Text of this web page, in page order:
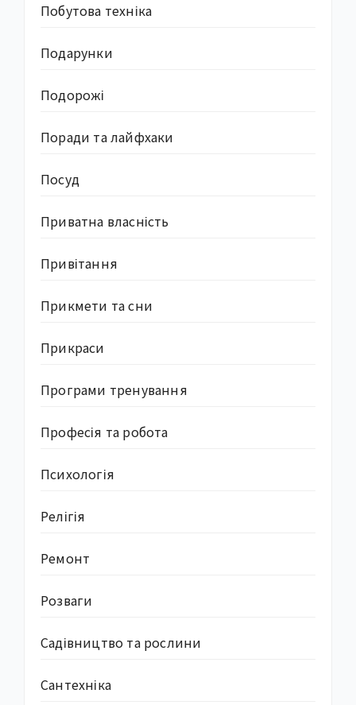
Побутова техніка
Подарунки
Подорожі
Поради та лайфхаки
Посуд
Приватна власність
Привітання
Прикмети та сни
Прикраси
Програми тренування
Професія та робота
Психологія
Релігія
Ремонт
Розваги
Садівництво та рослини
Сантехніка